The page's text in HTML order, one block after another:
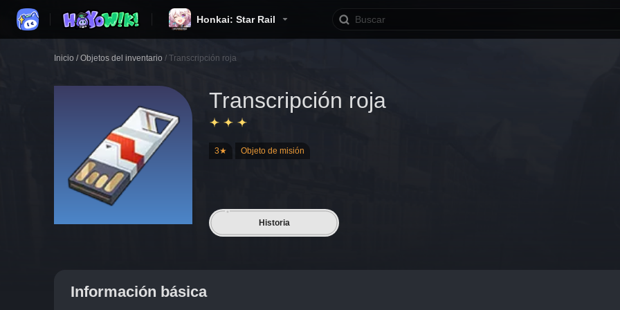
Honkai: Star Rail
Inicio / Objetos del inventario / Transcripción roja
Transcripción roja
3★ Objeto de misión
Historia
Información básica